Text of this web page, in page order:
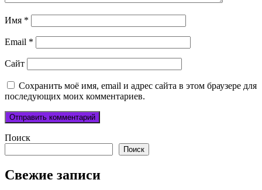
Имя *
Email *
Сайт
Сохранить моё имя, email и адрес сайта в этом браузере для
последующих моих комментариев.
Поиск
Поиск
Свежие записи